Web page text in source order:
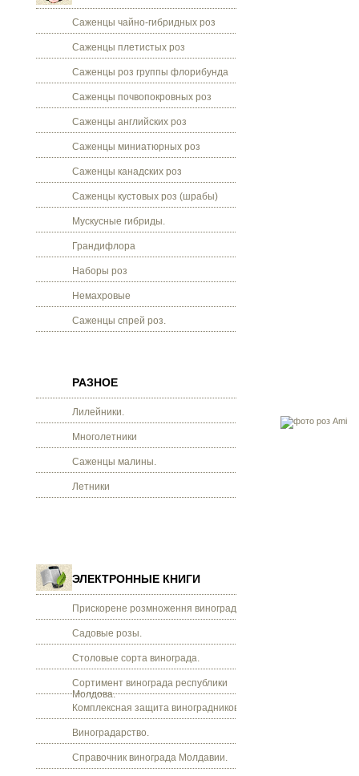
Саженцы чайно-гибридных роз
Саженцы плетистых роз
Саженцы роз группы флорибунда
Саженцы почвопокровных роз
Саженцы английских роз
Саженцы миниатюрных роз
Саженцы канадских роз
Саженцы кустовых роз (шрабы)
Мускусные гибриды.
Грандифлора
Наборы роз
Немахровые
Саженцы спрей роз.
РАЗНОЕ
Лилейники.
Многолетники
Саженцы малины.
Летники
ЭЛЕКТРОННЫЕ КНИГИ
Прискорене розмноження винограду.
Садовые розы.
Столовые сорта винограда.
Сортимент винограда республики
Молдова.
Комплексная защита виноградников.
Виноградарство.
Справочник винограда Молдавии.